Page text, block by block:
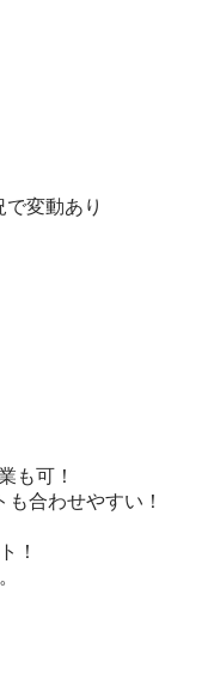
変動あり
も可！
合わせやすい！
！